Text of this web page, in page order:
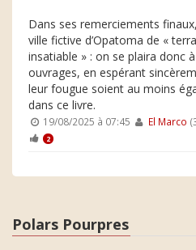
Dans ses remerciements
ville fictive d’Opatoma de «
insatiable » : on se plaira donc
ouvrages, en espérant
leur fougue soient au moins
dans ce livre.
19/08/2025 à 07:45 El Marco
2
Polars Pourpres